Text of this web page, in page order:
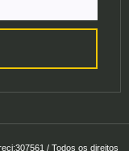
/ Todos os direitos